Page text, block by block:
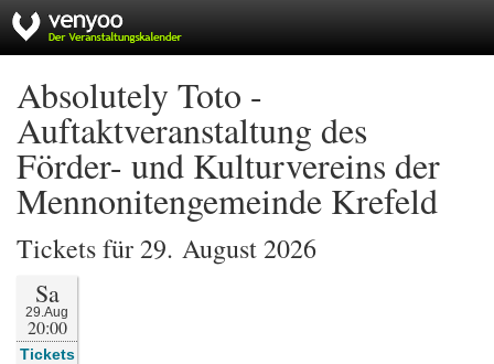
Absolutely Toto -
Auftaktveranstaltung des
Förder- und Kulturvereins der
Mennonitengemeinde Krefeld
Tickets für 29. August 2026
Sa
29.Aug
20:00
Tickets